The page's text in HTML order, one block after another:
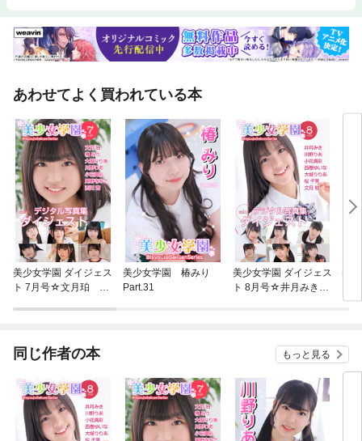
あわせてよく買われている本
美少女学園 ダイジェス
ト 7月号☆文月珀 椿
美少女学園 椿みり
Part.31
美少女学園 ダイジェス
ト 8月号☆井月みき
美
同じ作者の本 もっと見る